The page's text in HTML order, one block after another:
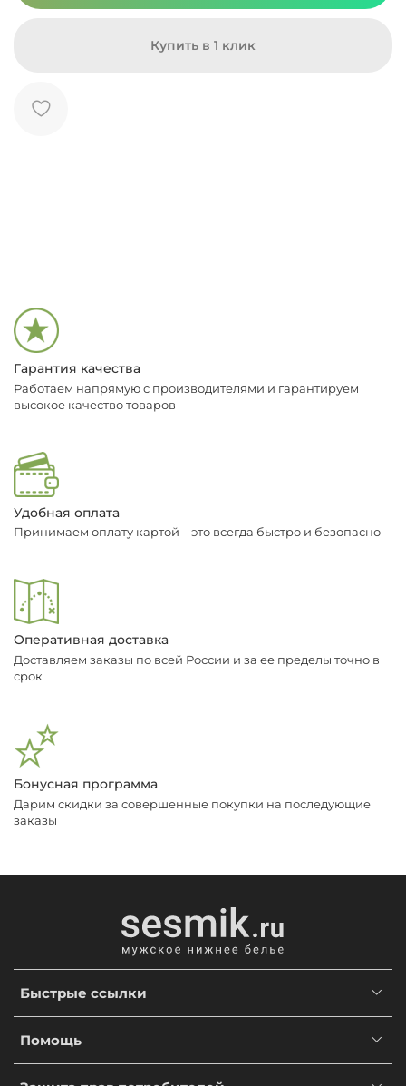
Купить в 1 клик
Гарантия качества
Работаем напрямую с производителями и гарантируем
высокое качество товаров
Удобная оплата
Принимаем оплату картой – это всегда быстро и безопасно
Оперативная доставка
Доставляем заказы по всей России и за ее пределы точно в
срок
Бонусная программа
Дарим скидки за совершенные покупки на последующие
заказы
Быстрые ссылки
Помощь